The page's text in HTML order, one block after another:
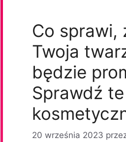
Co sprawi,
Twoja
będzie
Sprawdź te
20 września 2023